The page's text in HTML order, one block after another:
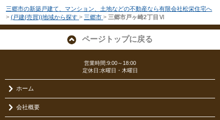
三郷市の新築戸建て、マンション、土地などの不動産なら有限会社松栄住宅へ
> (戸建(売買))地域から探す > 三郷市 > 三郷市戸ヶ崎2丁目Ⅵ
ページトップに戻る
営業時間:9:00～18:00
定休日:水曜日・木曜日
ホーム
会社概要